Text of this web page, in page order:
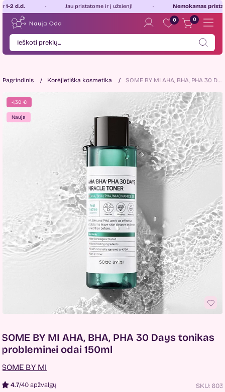
Jau pristatome ir į užsienį! Nemokamas pristatymas
0 0
Pagrindinis Korėjietiška kosmetika SOME BY MI AHA, BHA, PHA 30 Days tonikas probleminеi odai 150ml
-1,30 €
Nauja
SOME BY MI AHA, BHA, PHA 30 Days tonikas
probleminеi odai 150ml
SOME BY MI
4.7/40 apžvalgų SKU: 603